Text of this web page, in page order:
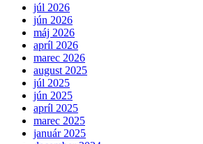
júl 2026
jún 2026
máj 2026
apríl 2026
marec 2026
august 2025
júl 2025
jún 2025
apríl 2025
marec 2025
január 2025